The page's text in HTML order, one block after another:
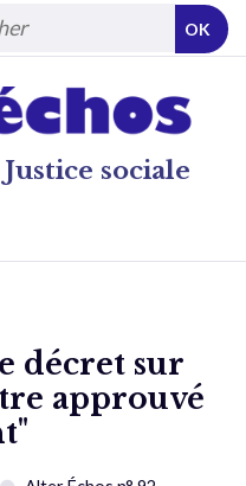
sociale
OK
décret sur
approuvé